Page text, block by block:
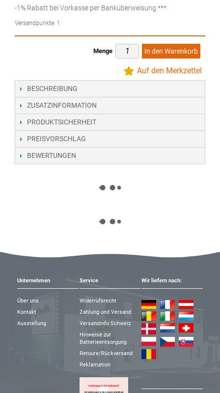
-1% Rabatt bei Vorkasse per Banküberweisung ***
Versandpunkte: 1
Menge In den Warenkorb
Auf den Merkzettel
BESCHREIBUNG
ZUSATZINFORMATION
PRODUKTSICHERHEIT
PREISVORSCHLAG
BEWERTUNGEN
Unternehmen
Über uns
Kontakt
Ausstellung
Service
Widerrufsrecht
Zahlung und Versand
Versandinfo Schweiz
Hinweise zur
Batterieentsorgung
Retoure/Rückversand
Reklamation
Wir liefern nach: